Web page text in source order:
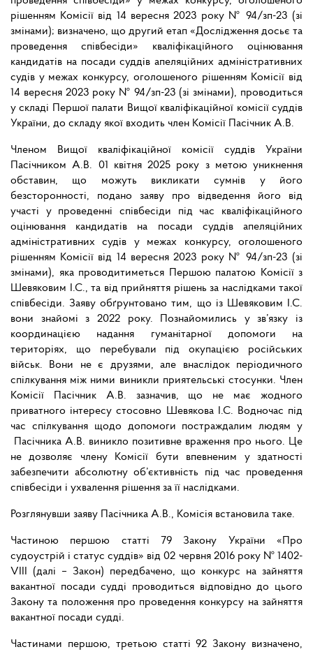
рішенням Комісії від 14 вересня 2023 року № 94/зп-23 (зі
змінами); визначено, що другий етап «Дослідження досьє та
проведення співбесіди» кваліфікаційного оцінювання
кандидатів на посади суддів апеляційних адміністративних
судів у межах конкурсу, оголошеного рішенням Комісії від
14 вересня 2023 року № 94/зп-23 (зі змінами), проводиться
у складі Першої палати Вищої кваліфікаційної комісії суддів
України, до складу якої входить член Комісії Пасічник А.В.
Членом Вищої кваліфікаційної комісії суддів України
Пасічником А.В. 01 квітня 2025 року з метою уникнення
обставин, що можуть викликати сумнів у його
безсторонності, подано заяву про відведення його від
участі у проведенні співбесіди під час кваліфікаційного
оцінювання кандидатів на посади суддів апеляційних
адміністративних судів у межах конкурсу, оголошеного
рішенням Комісії від 14 вересня 2023 року № 94/зп-23 (зі
змінами), яка проводитиметься Першою палатою Комісії з
Шевяковим І.С., та від прийняття рішень за наслідками такої
співбесіди. Заяву обґрунтовано тим, що із Шевяковим І.С.
вони знайомі з 2022 року. Познайомились у зв’язку із
координацією надання гуманітарної допомоги на
територіях, що перебували під окупацією російських
військ. Вони не є друзями, але внаслідок періодичного
спілкування між ними виникли приятельські стосунки. Член
Комісії Пасічник А.В. зазначив, що не має жодного
приватного інтересу стосовно Шевякова І.С. Водночас під
час спілкування щодо допомоги постраждалим людям у
Пасічника А.В. виникло позитивне враження про нього. Це
не дозволяє члену Комісії бути впевненим у здатності
забезпечити абсолютну об’єктивність під час проведення
співбесіди і ухвалення рішення за її наслідками.
Розглянувши заяву Пасічника А.В., Комісія встановила таке.
Частиною першою статті 79 Закону України «Про
судоустрій і статус суддів» від 02 червня 2016 року № 1402-
VIII (далі – Закон) передбачено, що конкурс на зайняття
вакантної посади судді проводиться відповідно до цього
Закону та положення про проведення конкурсу на зайняття
вакантної посади судді.
Частинами першою, третьою статті 92 Закону визначено,